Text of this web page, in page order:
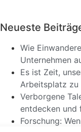
Neueste
Wie
Unternehmen
Es ist Zeit,
Arbeitsplatz zu
Verborgene
entdecken und
Forschung: